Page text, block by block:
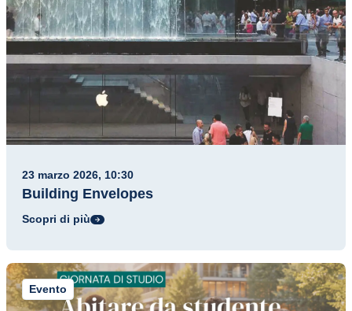
23 marzo 2026, 10:30
Building Envelopes
Scopri di più
Evento